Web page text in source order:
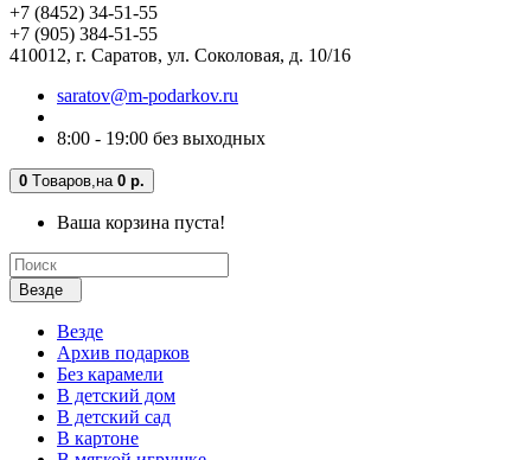
+7 (8452) 34-51-55
+7 (905) 384-51-55
410012, г. Саратов, ул. Соколовая, д. 10/16
saratov@m-podarkov.ru
8:00 - 19:00 без выходных
0 Tоваров, на 0 р.
Ваша корзина пуста!
Везде
Везде
Архив подарков
Без карамели
В детский дом
В детский сад
В картоне